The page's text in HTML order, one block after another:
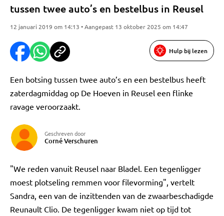
tussen twee auto’s en bestelbus in Reusel
12 januari 2019 om 14:13 • Aangepast 13 oktober 2025 om 14:47
Hulp bij lezen
Een botsing tussen twee auto’s en een bestelbus heeft
zaterdagmiddag op De Hoeven in Reusel een flinke
ravage veroorzaakt.
Geschreven door
Corné Verschuren
"We reden vanuit Reusel naar Bladel. Een tegenligger
moest plotseling remmen voor filevorming", vertelt
Sandra, een van de inzittenden van de zwaarbeschadigde
Reunault Clio. De tegenligger kwam niet op tijd tot